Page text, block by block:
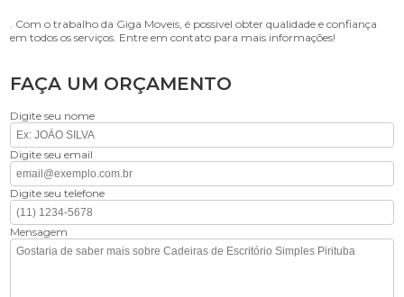
. Com o trabalho da Giga Moveis, é possivel obter qualidade e confiança
em todos os serviços. Entre em contato para mais informações!
FAÇA UM ORÇAMENTO
Digite seu nome
Digite seu email
Digite seu telefone
Mensagem